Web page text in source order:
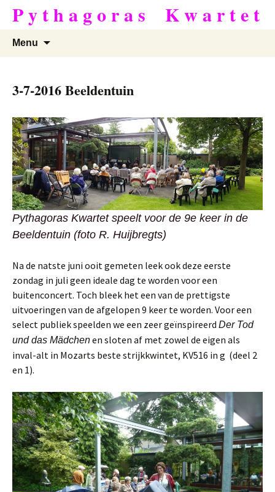
naarP y t h a g o r a s ­­­ ­ ­ K w a r t e t
Menu
3-7-2016 Beeldentuin
Pythagoras Kwartet speelt voor de 9e keer in de
Beeldentuin (foto R. Huijbregts)
Na de natste juni ooit gemeten leek ook deze eerste
zondag in juli geen ideale dag te worden voor een
buitenconcert. Toch bleek het een van de prettigste
uitvoeringen van de afgelopen 9 keer te worden. Voor een
select publiek speelden we een zeer geïnspireerd Der Tod
und das Mädchenen sloten af met zowel de eigen als
inval-alt in Mozarts beste strijkkwintet, KV516 in g (deel 2
en 1).